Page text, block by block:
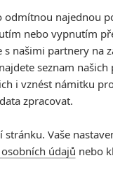
s kým
odmítnou najednou
nebo vypnutím
našimi partnery na
seznam našich
i vznést námitku
zpracovat.
Vaše
údajů nebo